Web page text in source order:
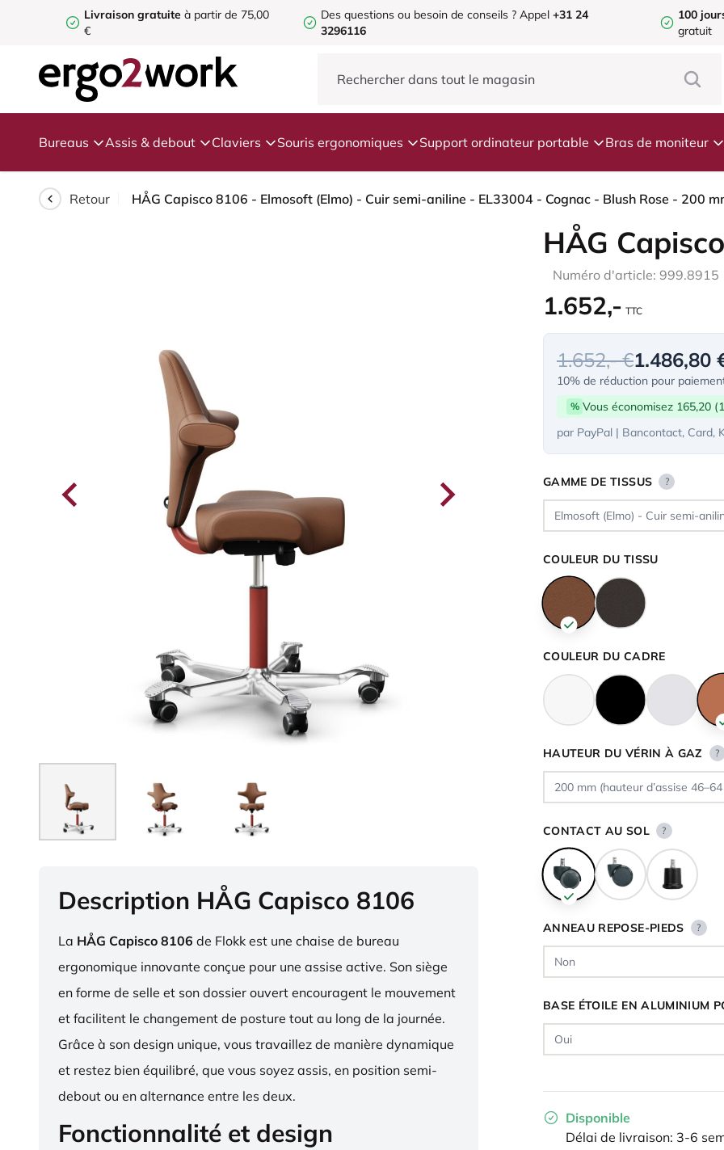
Livraison gratuite à partir de 75,00
€
Des questions ou besoin de conseils ? Appel+31 24
3296116
100
gratuit
Bureaus Assis & debout Claviers Souris ergonomiques Support ordinateur portable Bras de moniteur
Retour
Description HÅG Capisco 8106
La HÅG Capisco 8106 de Flokk est une chaise de bureau
ergonomique innovante conçue pour une assise active. Son siège
en forme de selle et son dossier ouvert encouragent le mouvement
et facilitent le changement de posture tout au long de la journée.
Grâce à son design unique, vous travaillez de manière dynamique
et restez bien équilibré, que vous soyez assis, en position semi-
debout ou en alternance entre les deux.
Fonctionnalité et design
HÅG
Numéro d'article: 999.8915
1.652,- TTC
1.652,- €1.486,80
10% de réduction pour
% Vous économisez 165,20
par PayPal | Bancontact, Card,
GAMME DE TISSUS ?
COULEUR DU TISSU
COULEUR DU CADRE
HAUTEUR DU VÉRIN À GAZ ?
CONTACT AU SOL ?
ANNEAU REPOSE-PIEDS ?
BASE ÉTOILE EN ALUMINIUM
Disponible
Délai de livraison: 3-6